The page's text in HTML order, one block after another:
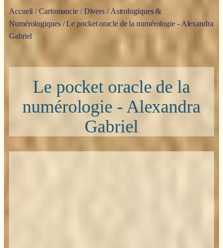
Accueil /Cartomancie/Divers / Astrologiques &
Numérologiques/ Le pocket oracle de la numérologie - Alexandra
Gabriel
Le pocket oracle de la
numérologie - Alexandra
Gabriel